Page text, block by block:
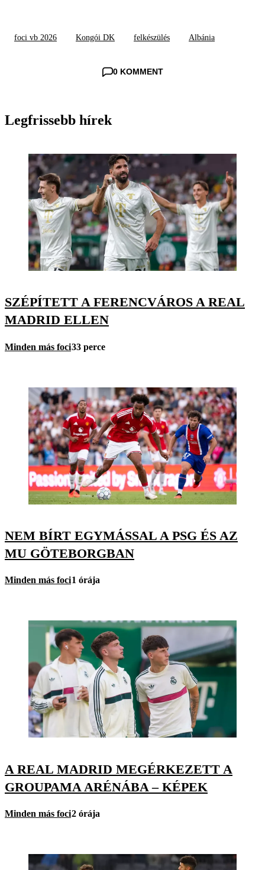
foci vb 2026 Kongói DK felkészülés Albánia
0 KOMMENT
Legfrissebb hírek
SZÉPÍTETT A FERENCVÁROS A REAL
MADRID ELLEN
Minden más foci33 perce
NEM BÍRT EGYMÁSSAL A PSG ÉS AZ
MU GÖTEBORGBAN
Minden más foci1 órája
A REAL MADRID MEGÉRKEZETT A
GROUPAMA ARÉNÁBA – KÉPEK
Minden más foci2 órája